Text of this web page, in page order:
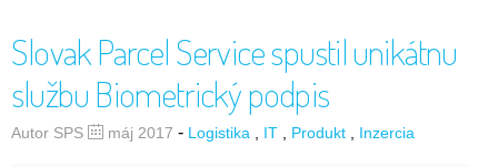
Slovak Parcel Service spustil unikátnu
službu Biometrický podpis
Autor SPS máj 2017 - Logistika IT Produkt Inzercia